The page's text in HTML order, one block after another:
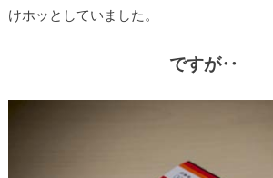
けホッとしていました。
ですが‥